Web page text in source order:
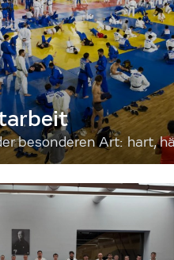
besonderen Art: hart,